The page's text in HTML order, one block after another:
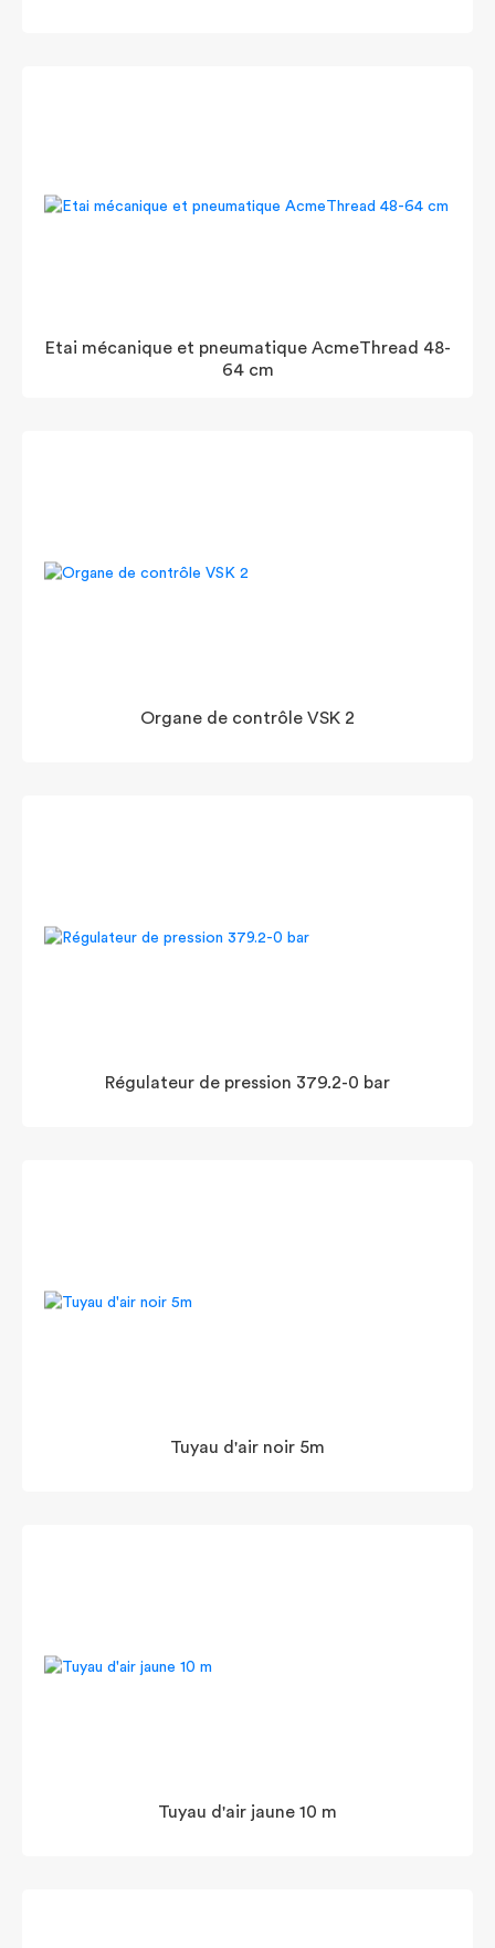
Etai mécanique et pneumatique AcmeThread 48-
64 cm
Organe de contrôle VSK 2
Régulateur de pression 379.2-0 bar
Tuyau d'air noir 5m
Tuyau d'air jaune 10 m